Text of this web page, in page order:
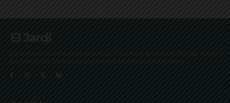
El Jardí
La Bonanova, Monterols, Galvany, Turó Parc, el Farró, el Putxet, Sarrià,
les Tres Torres, Pedralbes, Vallvidrera, les Planes i el Tibidabo